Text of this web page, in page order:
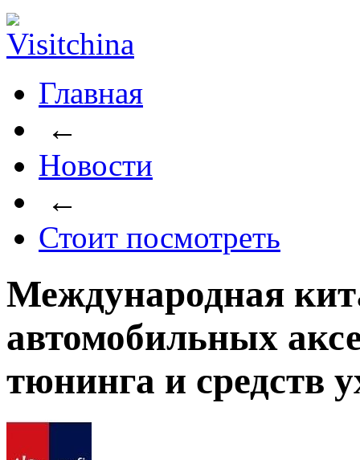
Главная
←
Новости
←
Стоит посмотреть
Международная
автомобильных
тюнинга и средств